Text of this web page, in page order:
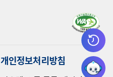
개인정보처리방침